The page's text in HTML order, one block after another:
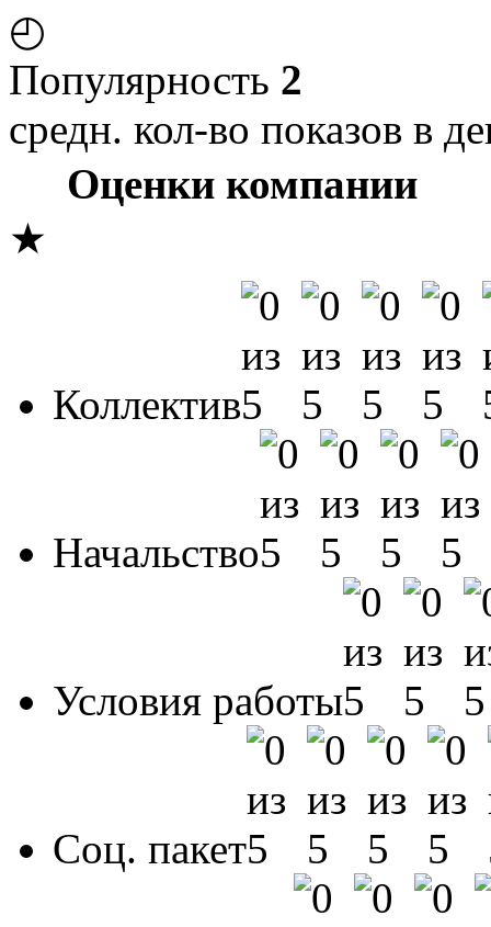
◴
Популярность 2
средн. кол-во показов в
Оценки компании
★
Коллектив
Начальство
Условия работы
Соц. пакет